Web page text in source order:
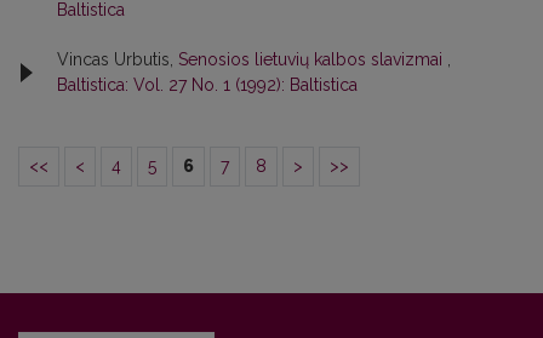
Baltistica
Vincas Urbutis, Senosios lietuvių kalbos slavizmai ,
Baltistica: Vol. 27 No. 1 (1992): Baltistica
<< < 4 5 6 7 8 > >>